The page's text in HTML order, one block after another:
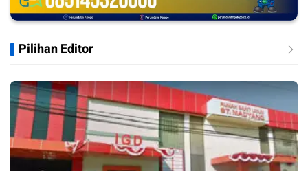
Pilihan Editor